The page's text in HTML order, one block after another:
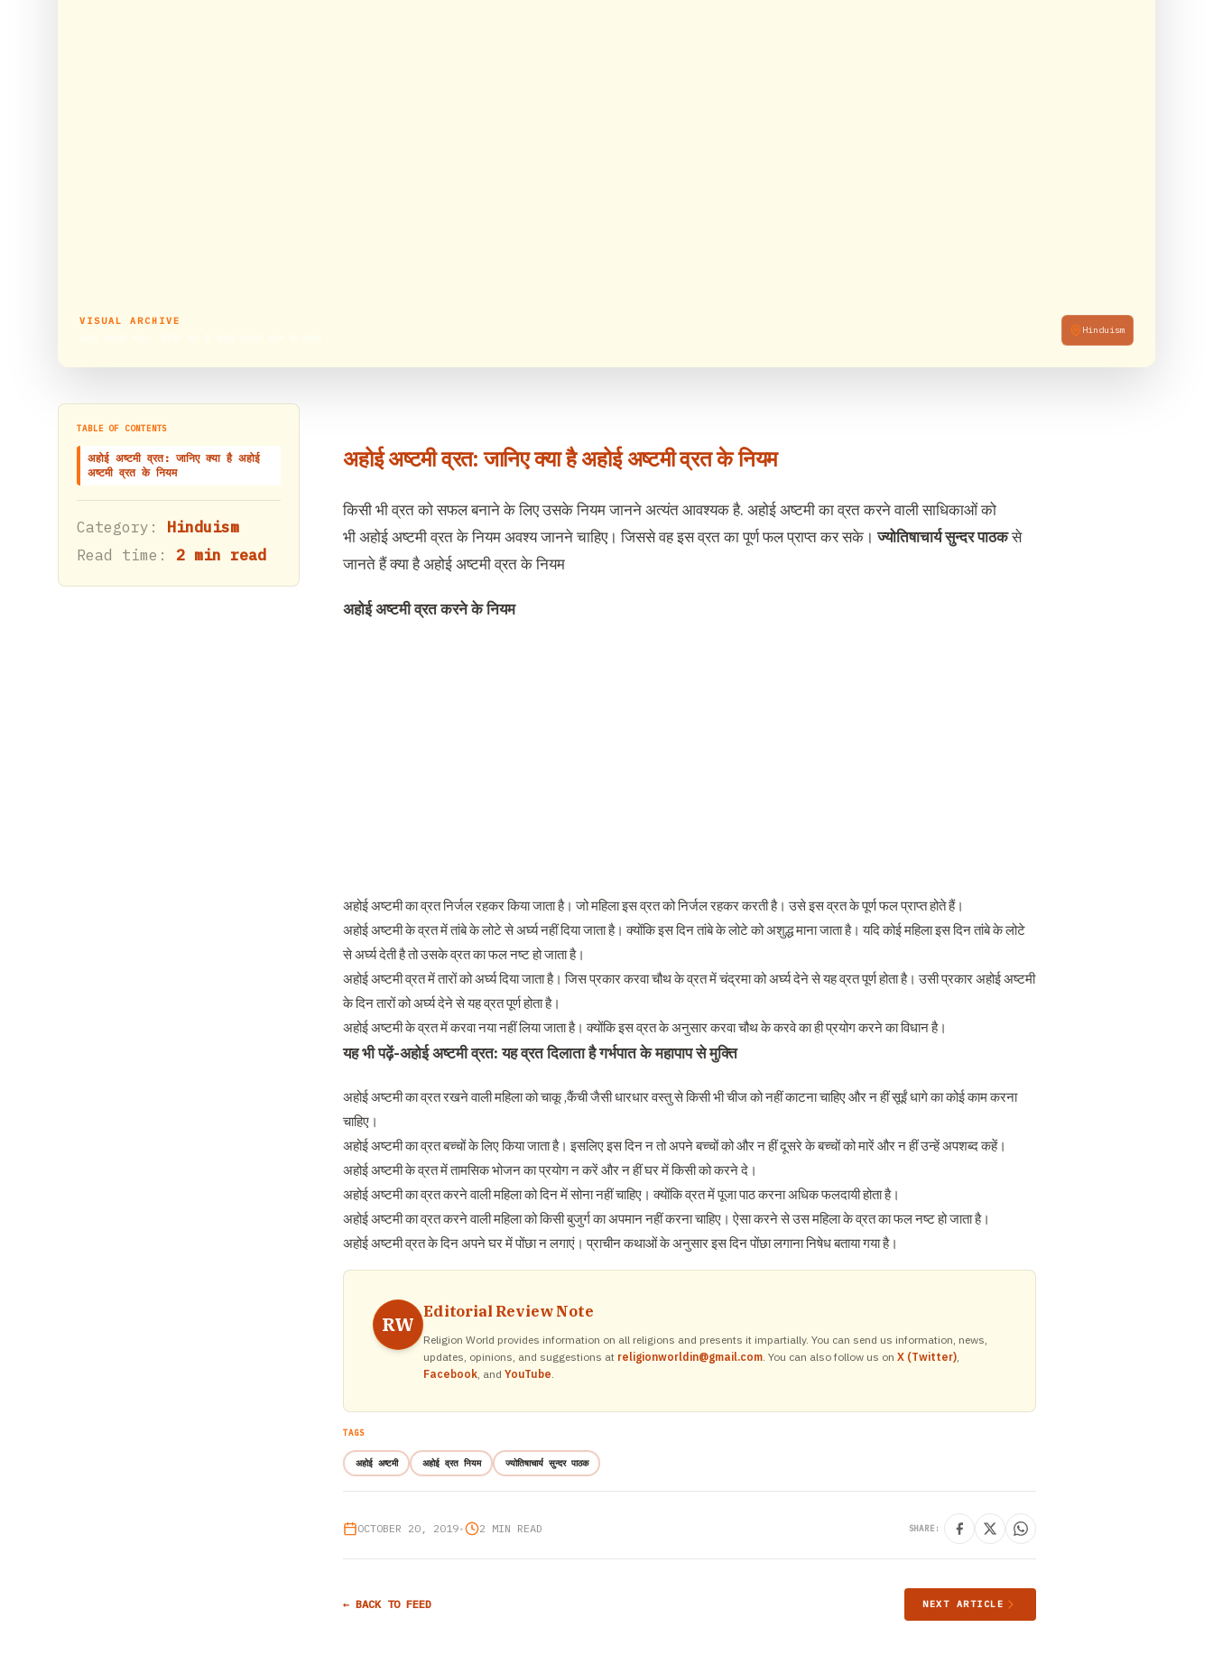
VISUAL ARCHIVE
Hinduism
TABLE OF CONTENTS
अहोई अष्टमी व्रत: जानिए क्या है अहोई
अष्टमी व्रत के नियम
Category: Hinduism
Read time: 2 min read
अहोईअष्टमी व्रत: जानिए क्या है अहोई अष्टमी व्रत के नियम
किसी भी व्रत को सफल बनाने के लिए उसके नियम जानने अत्यंत आवश्यक है. अहोई अष्टमी का व्रत करने वाली साधिकाओं को
भी अहोई अष्टमी व्रत के नियम अवश्य जानने चाहिए। जिससे वह इस व्रत का पूर्ण फल प्राप्त कर सके।ज्योतिषाचार्य सुन्दर पाठकसे
जानते हैं क्या है अहोई अष्टमी व्रत के नियम
अहोईअष्टमी व्रत करने के नियम
अहोई अष्टमी का व्रत निर्जल रहकर किया जाता है। जो महिला इस व्रत को निर्जल रहकर करती है। उसे इस व्रत के पूर्ण फल प्राप्त होते हैं।
अहोई अष्टमी के व्रत में तांबे के लोटे से अर्घ्य नहीं दिया जाता है। क्योंकि इस दिन तांबे के लोटे को अशुद्ध माना जाता है। यदि कोई महिला इस दिन तांबे के लोटे
से अर्घ्य देती है तो उसके व्रत का फल नष्ट हो जाता है।
अहोई अष्टमी व्रत में तारों को अर्घ्य दिया जाता है। जिस प्रकार करवा चौथ के व्रत में चंद्रमा को अर्घ्य देने से यह व्रत पूर्ण होता है। उसी प्रकार अहोई अष्टमी
के दिन तारों को अर्घ्य देने से यह व्रत पूर्ण होता है।
अहोई अष्टमी के व्रत में करवा नया नहीं लिया जाता है। क्योंकि इस व्रत के अनुसार करवा चौथ के करवे का ही प्रयोग करने का विधान है।
यह भी पढ़ें-अहोई अष्टमी व्रत: यह व्रत दिलाता है गर्भपात के महापाप से मुक्ति
अहोई अष्टमी का व्रत रखने वाली महिला को चाकू ,कैंची जैसी धारधार वस्तु से किसी भी चीज को नहीं काटना चाहिए और न हीं सूईं धागे का कोई काम करना
चाहिए।
अहोई अष्टमी का व्रत बच्चों के लिए किया जाता है। इसलिए इस दिन न तो अपने बच्चों को और न हीं दूसरे के बच्चों को मारें और न हीं उन्हें अपशब्द कहें।
अहोई अष्टमी के व्रत में तामसिक भोजन का प्रयोग न करें और न हीं घर में किसी को करने दे।
अहोई अष्टमी का व्रत करने वाली महिला को दिन में सोना नहीं चाहिए। क्योंकि व्रत में पूजा पाठ करना अधिक फलदायी होता है।
अहोई अष्टमी का व्रत करने वाली महिला को किसी बुजुर्ग का अपमान नहीं करना चाहिए। ऐसा करने से उस महिला के व्रत का फल नष्ट हो जाता है।
अहोई अष्टमी व्रत के दिन अपने घर में पोंछा न लगाएं। प्राचीन कथाओं के अनुसार इस दिन पोंछा लगाना निषेध बताया गया है।
RW
Editorial Review Note
Religion World provides information on all religions and presents it impartially. You can send us information, news,
updates, opinions, and suggestions at religionworldin@gmail.com. You can also follow us on X (Twitter),
Facebook, and YouTube.
TAGS
अहोई अष्टमी अहोई व्रत नियम ज्योतिषाचार्य सुन्दर पाठक
OCTOBER 20, 2019• 2 MIN READ SHARE:
← BACK TO FEED NEXT ARTICLE